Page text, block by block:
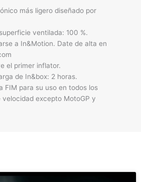
más ligero diseñado por
ventilada: 100 %.
a In&Motion. Date de alta en
el primer inflator.
de In&box: 2 horas.
FIM para su uso en todos los
excepto MotoGP y